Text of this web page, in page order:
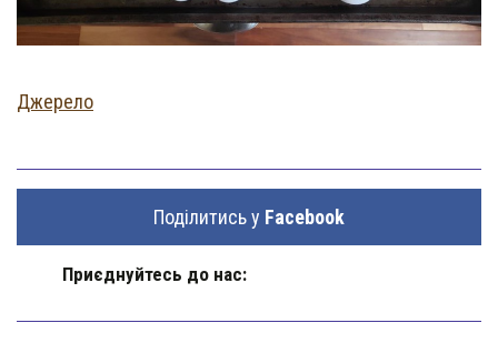
Джерело
Поділитись у Facebook
Приєднуйтесь до нас: